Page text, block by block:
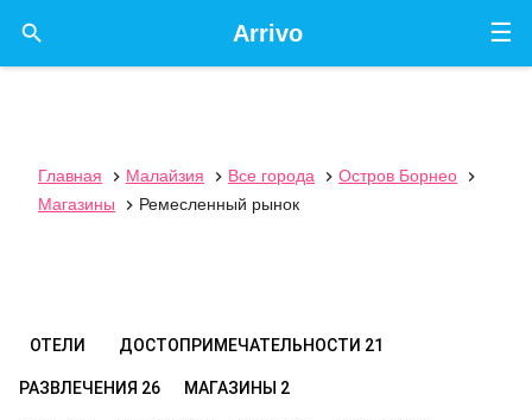
☰
Arrivo

Главная  Малайзия  Все города  Остров Борнео

Магазины
 Ремесленный рынок
ОТЕЛИ ДОСТОПРИМЕЧАТЕЛЬНОСТИ 21
РАЗВЛЕЧЕНИЯ 26 МАГАЗИНЫ 2